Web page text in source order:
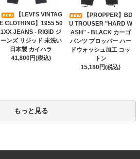
【LEVI'S VINTAG
E CLOTHING】1955 50
1XX JEANS - RIGID ジ
ーンズ リジッド 未洗い
日本製 カイハラ
41,800円(税込)
【PROPPER】BD
U TROUSER "HARD W
ASH" - BLACK カーゴ
パンツ プロッパー ハー
ドウォッシュ加工 コッ
トン
15,180円(税込)
もっと見る